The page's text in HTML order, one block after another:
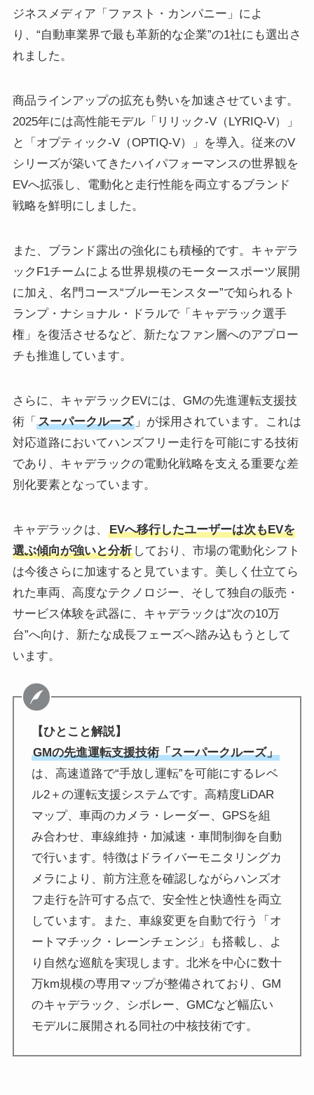
ジネスメディア「ファスト・カンパニー」によ
り、“自動車業界で最も革新的な企業”の1社にも選出さ
れました。
商品ラインアップの拡充も勢いを加速させています。
2025年には高性能モデル「リリック-V（LYRIQ-V）」
と「オプティック-V（OPTIQ-V）」を導入。従来のV
シリーズが築いてきたハイパフォーマンスの世界観を
EVへ拡張し、電動化と走行性能を両立するブランド
戦略を鮮明にしました。
また、ブランド露出の強化にも積極的です。キャデラ
ックF1チームによる世界規模のモータースポーツ展開
に加え、名門コース“ブルーモンスター”で知られるト
ランプ・ナショナル・ドラルで「キャデラック選手
権」を復活させるなど、新たなファン層へのアプロー
チも推進しています。
さらに、キャデラックEVには、GMの先進運転支援技
術「 スーパークルーズ」が採用されています。これは
対応道路においてハンズフリー走行を可能にする技術
であり、キャデラックの電動化戦略を支える重要な差
別化要素となっています。
キャデラックは、
EVへ移行したユーザーは次もEVを
選ぶ傾向が強いと分析しており、市場の電動化シフト
は今後さらに加速すると見ています。美しく仕立てら
れた車両、高度なテクノロジー、そして独自の販売・
サービス体験を武器に、キャデラックは“次の10万
台”へ向け、新たな成長フェーズへ踏み込もうとして
います。
【ひとこと解説】
GMの先進運転支援技術「スーパークルーズ」
は、高速道路で“手放し運転”を可能にするレベ
ル2＋の運転支援システムです。高精度LiDAR
マップ、車両のカメラ・レーダー、GPSを組
み合わせ、車線維持・加減速・車間制御を自動
で行います。特徴はドライバーモニタリングカ
メラにより、前方注意を確認しながらハンズオ
フ走行を許可する点で、安全性と快適性を両立
しています。また、車線変更を自動で行う「オ
ートマチック・レーンチェンジ」も搭載し、よ
り自然な巡航を実現します。北米を中心に数十
万km規模の専用マップが整備されており、GM
のキャデラック、シボレー、GMCなど幅広い
モデルに展開される同社の中核技術です。